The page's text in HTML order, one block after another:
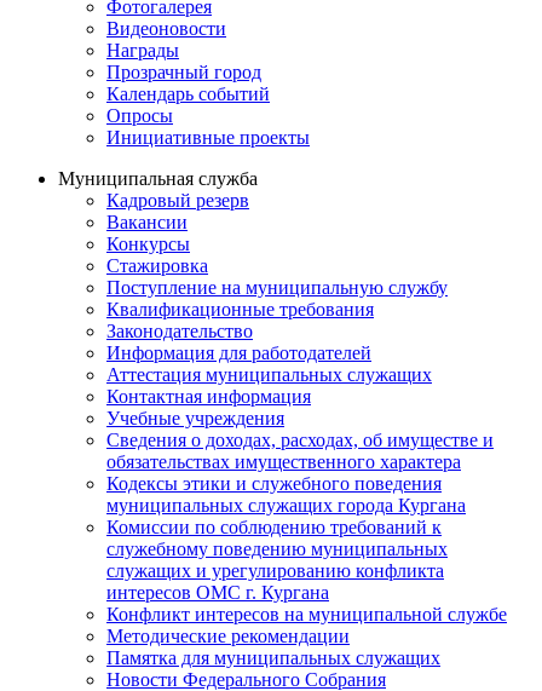
Фотогалерея
Видеоновости
Награды
Прозрачный город
Календарь событий
Опросы
Инициативные проекты
Муниципальная служба
Кадровый резерв
Вакансии
Конкурсы
Стажировка
Поступление на муниципальную службу
Квалификационные требования
Законодательство
Информация для работодателей
Аттестация муниципальных служащих
Контактная информация
Учебные учреждения
Сведения о доходах, расходах, об имуществе и
обязательствах имущественного характера
Кодексы этики и служебного поведения
муниципальных служащих города Кургана
Комиссии по соблюдению требований к
служебному поведению муниципальных
служащих и урегулированию конфликта
интересов ОМС г. Кургана
Конфликт интересов на муниципальной службе
Методические рекомендации
Памятка для муниципальных служащих
Новости Федерального Cобрания